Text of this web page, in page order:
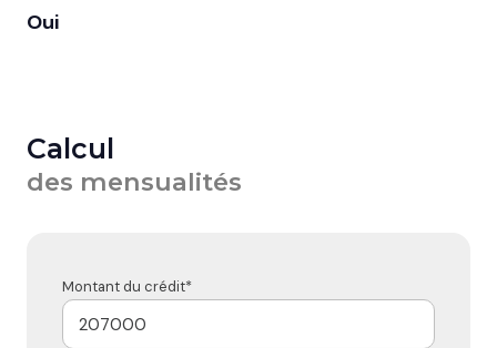
Oui
Calcul
des mensualités
Montant du crédit*